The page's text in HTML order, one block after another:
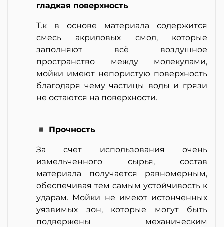
гладкая поверхность
Т.к в основе материала содержится
смесь акриловых смол, которые
заполняют всё воздушное
пространство между молекулами,
мойки имеют непористую поверхность
благодаря чему частицы воды и грязи
не остаются на поверхности.
◾ Прочность
За счет использования очень
измельченного сырья, состав
материала получается равномерным,
обеспечивая тем самым устойчивость к
ударам. Мойки не имеют истонченных
уязвимых зон, которые могут быть
подвержены механическим